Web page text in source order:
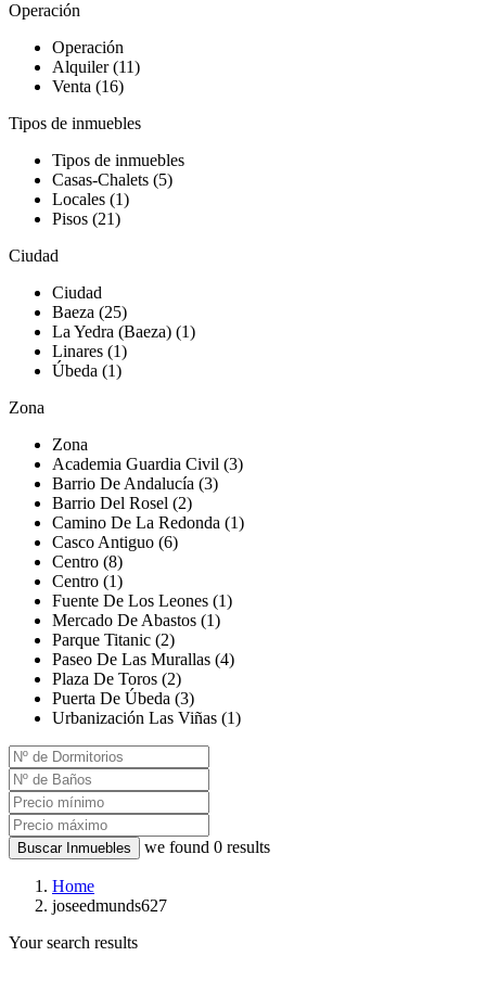
Operación
Operación
Alquiler (11)
Venta (16)
Tipos de inmuebles
Tipos de inmuebles
Casas-Chalets (5)
Locales (1)
Pisos (21)
Ciudad
Ciudad
Baeza (25)
La Yedra (Baeza) (1)
Linares (1)
Úbeda (1)
Zona
Zona
Academia Guardia Civil (3)
Barrio De Andalucía (3)
Barrio Del Rosel (2)
Camino De La Redonda (1)
Casco Antiguo (6)
Centro (8)
Centro (1)
Fuente De Los Leones (1)
Mercado De Abastos (1)
Parque Titanic (2)
Paseo De Las Murallas (4)
Plaza De Toros (2)
Puerta De Úbeda (3)
Urbanización Las Viñas (1)
Buscar Inmuebles we found 0 results
Home
joseedmunds627
Your search results